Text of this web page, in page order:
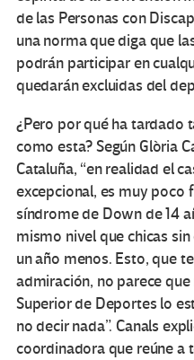
de las Personas con
una norma que diga que
podrán participar en
quedarán excluidas del
¿Pero por qué ha tardado
como esta? Según Glòria
Cataluña, “en realidad el
excepcional, es muy poco
síndrome de Down de 14
mismo nivel que chicas
un año menos. Esto, que
admiración, no parece
Superior de Deportes lo
no decir nada”. Canals
coordinadora que reúne a